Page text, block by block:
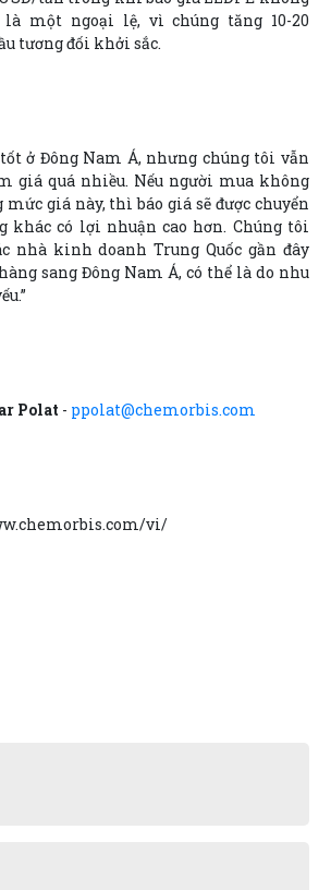
là một ngoại lệ, vì chúng tăng 10-20
tương đối khởi sắc.
ở Đông Nam Á, nhưng chúng tôi vẫn
giá quá nhiều. Nếu người mua không
giá này, thì báo giá sẽ được chuyển
khác có lợi nhuận cao hơn. Chúng tôi
nhà kinh doanh Trung Quốc gần đây
sang Đông Nam Á, có thể là do nhu
Polat - ppolat@chemorbis.com
vi/